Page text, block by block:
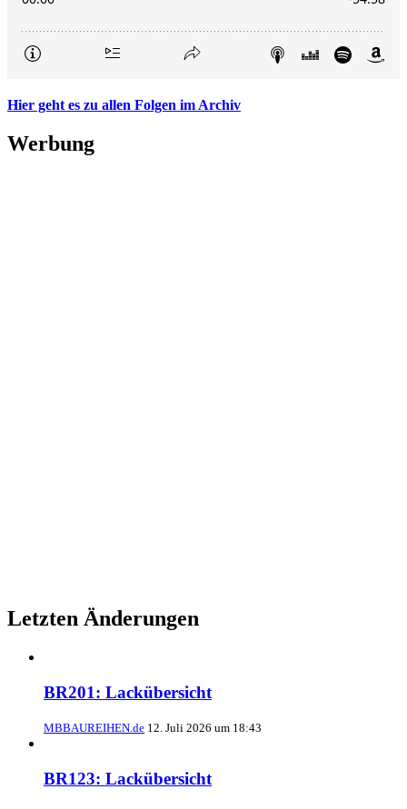
Hier geht es zu allen Folgen im Archiv
Werbung
Letzten Änderungen
BR201: Lackübersicht
MBBAUREIHEN.de 12. Juli 2026 um 18:43
BR123: Lackübersicht